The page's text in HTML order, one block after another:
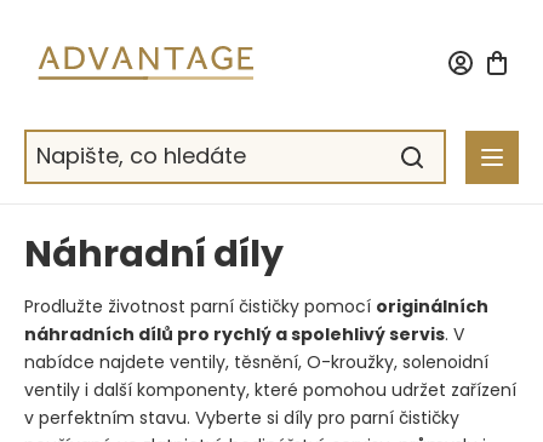
obsah
Náhradní díly
Prodlužte životnost parní čističky pomocí originálních
náhradních dílů pro rychlý a spolehlivý servis. V
nabídce najdete ventily, těsnění, O-kroužky, solenoidní
ventily i další komponenty, které pomohou udržet zařízení
v perfektním stavu. Vyberte si díly pro parní čističky